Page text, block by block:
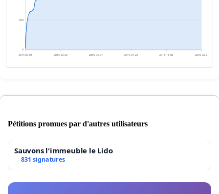
0
264
2014-09-03 2014-12-20 2015-04-07 2015-07-23 2015-11-08 2016-02-24
Pétitions promues par d'autres utilisateurs
Sauvons l'immeuble le Lido
831 signatures